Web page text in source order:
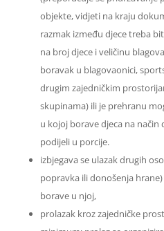
objekte, vidjeti na kraju
razmak između djece treba
na broj djece i veličinu
boravak u blagovaonici,
drugim zajedničkim
skupinama) ili je prehranu
u kojoj borave djeca na način
podijeli u porcije.
izbjegava se ulazak drugih
popravka ili donošenja
borave u njoj,
prolazak kroz zajedničke